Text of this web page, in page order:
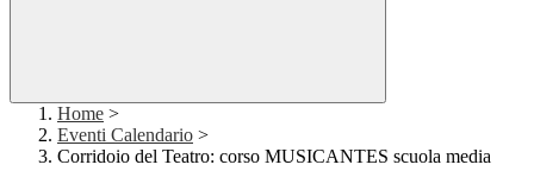
Home >
Eventi Calendario >
Corridoio del Teatro: corso MUSICANTES scuola media